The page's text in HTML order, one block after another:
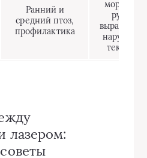
Ранний и
средний птоз,
профилактика
морщины,
рубцы,
текстуры
лазером: